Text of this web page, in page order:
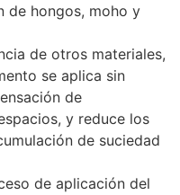
de hongos, moho y
de otros materiales,
se aplica sin
de
y reduce los
de suciedad
de aplicación del